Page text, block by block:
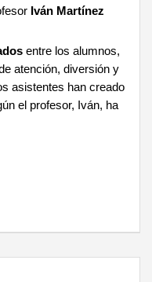
Iván Martínez
entre los alumnos,
atención, diversión y
asistentes han creado
el profesor, Iván, ha